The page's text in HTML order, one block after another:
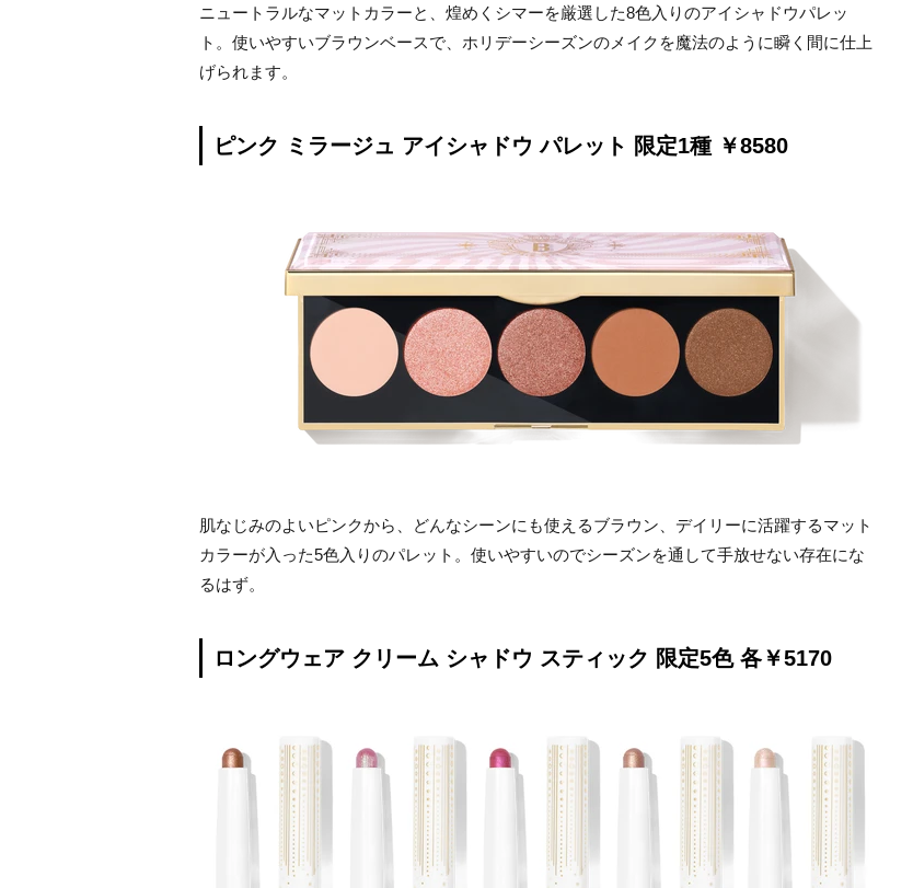
ニュートラルなマットカラーと、煌めくシマーを厳選した8色入りのアイシャドウパレッ
ト。使いやすいブラウンベースで、ホリデーシーズンのメイクを魔法のように瞬く間に仕上
げられます。
ピンク ミラージュ アイシャドウ パレット 限定1種 ￥8580
肌なじみのよいピンクから、どんなシーンにも使えるブラウン、デイリーに活躍するマット
カラーが入った5色入りのパレット。使いやすいのでシーズンを通して手放せない存在にな
るはず。
ロングウェア クリーム シャドウ スティック 限定5色 各￥5170